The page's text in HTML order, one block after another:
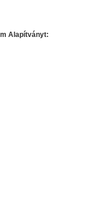
Alapítványt: